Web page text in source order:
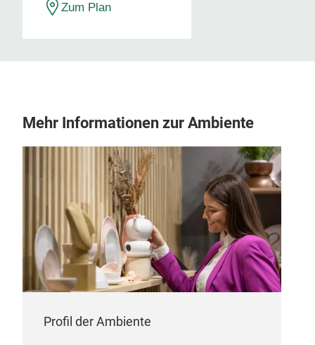
Zum Plan
Mehr Informationen zur Ambiente
Profil der Ambiente